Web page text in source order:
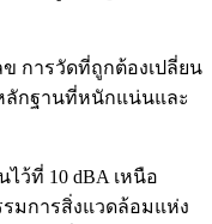
การวัดที่ถูกต้องเปลี่ยน
ลักฐานที่หนักแน่นและ
ว้ที่ 10 dBA เหนือ
มการสิ่งแวดล้อมแห่ง